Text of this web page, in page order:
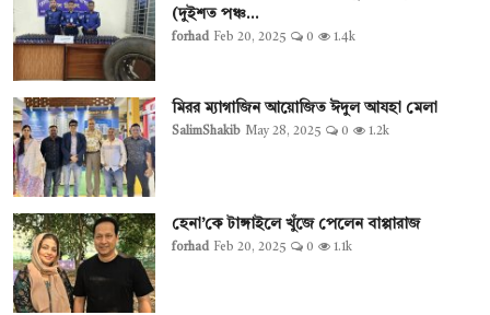
(দুইশত পঞ্চ...
forhad Feb 20, 2025 0 1.4k
মিরর ম্যাগাজিন আয়োজিত ঈদুল আযহা মেলা
SalimShakib May 28, 2025 0 1.2k
হেনা’কে টাঙ্গাইলে খুঁজে পেলেন বাপ্পারাজ
forhad Feb 20, 2025 0 1.1k